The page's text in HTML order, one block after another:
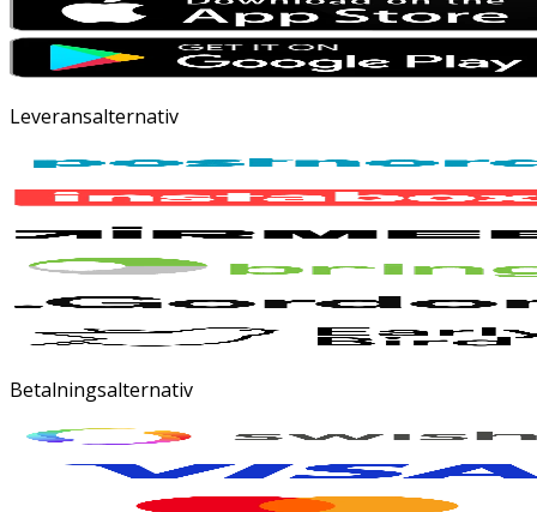
Leveransalternativ
Betalningsalternativ